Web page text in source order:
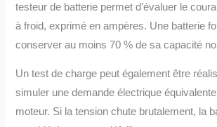
testeur de batterie permet d’évaluer le
à froid, exprimé en ampères. Une batterie
conserver au moins 70 % de sa capacité
Un test de charge peut également être
simuler une demande électrique
moteur. Si la tension chute brutalement, la